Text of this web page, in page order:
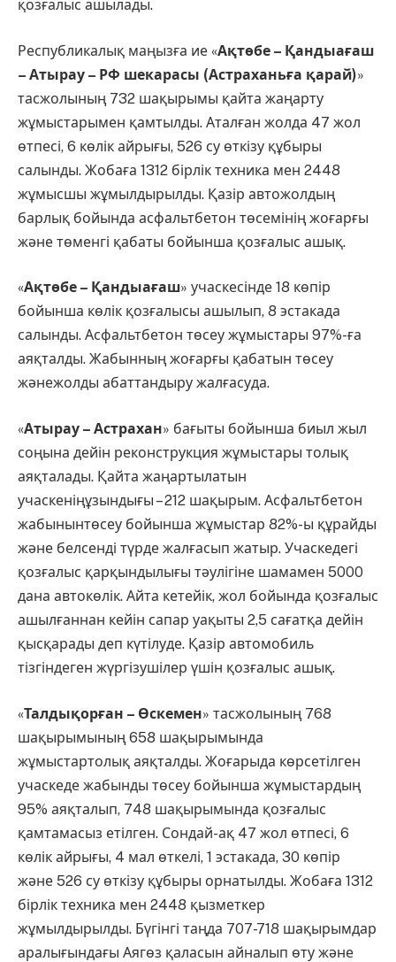
қозғалыс ашылады.
Республикалық маңызға ие «Ақтөбе – Қандыағаш
– Атырау – РФ шекарасы (Астраханьға қарай)»
тасжолының 732 шақырымы қайта жаңарту
жұмыстарымен қамтылды. Аталған жолда 47 жол
өтпесі, 6 көлік айрығы, 526 су өткізу құбыры
салынды. Жобаға 1312 бірлік техника мен 2448
жұмысшы жұмылдырылды. Қазір автожолдың
барлық бойында асфальтбетон төсемінің жоғарғы
және төменгі қабаты бойынша қозғалыс ашық.
«Ақтөбе – Қандыағаш» учаскесінде 18 көпір
бойынша көлік қозғалысы ашылып, 8 эстакада
салынды. Асфальтбетон төсеу жұмыстары 97%-ға
аяқталды. Жабынның жоғарғы қабатын төсеу
жәнежолды абаттандыру жалғасуда.
«Атырау – Астрахан» бағыты бойынша биыл жыл
соңына дейін реконструкция жұмыстары толық
аяқталады. Қайта жаңартылатын
учаскеніңұзындығы – 212 шақырым. Асфальтбетон
жабынынтөсеу бойынша жұмыстар 82%-ы құрайды
және белсенді түрде жалғасып жатыр. Учаскедегі
қозғалыс қарқындылығы тәулігіне шамамен 5000
дана автокөлік. Айта кетейік, жол бойында қозғалыс
ашылғаннан кейін сапар уақыты 2,5 сағатқа дейін
қысқарады деп күтілуде. Қазір автомобиль
тізгіндеген жүргізушілер үшін қозғалыс ашық.
«Талдықорған – Өскемен» тасжолының 768
шақырымының 658 шақырымында
жұмыстартолық аяқталды. Жоғарыда көрсетілген
учаскеде жабынды төсеу бойынша жұмыстардың
95% аяқталып, 748 шақырымында қозғалыс
қамтамасыз етілген. Сондай-ақ 47 жол өтпесі, 6
көлік айрығы, 4 мал өткелі, 1 эстакада, 30 көпір
және 526 су өткізу құбыры орнатылды. Жобаға 1312
бірлік техника мен 2448 қызметкер
жұмылдырылды. Бүгінгі таңда 707-718 шақырымдар
аралығындағы Аягөз қаласын айналып өту және